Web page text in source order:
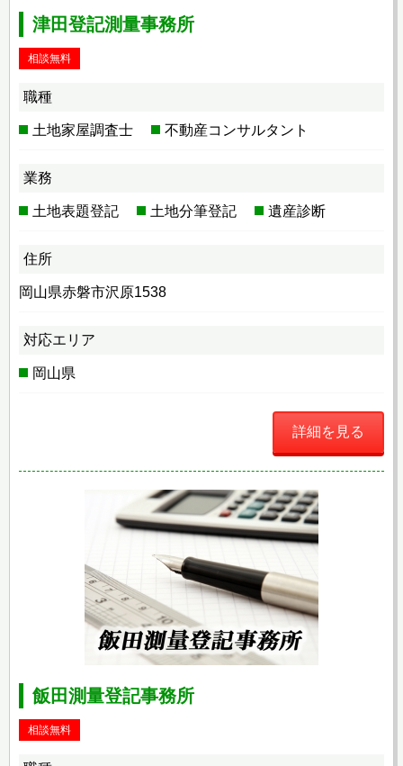
津田登記測量事務所
相談無料
職種
土地家屋調査士 不動産コンサルタント
業務
土地表題登記 土地分筆登記 遺産診断
住所
岡山県赤磐市沢原1538
対応エリア
岡山県
詳細を見る
飯田測量登記事務所
相談無料